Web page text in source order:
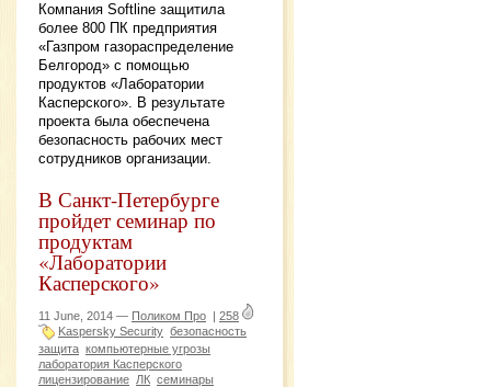
Компания Softline защитила
более 800 ПК предприятия
«Газпром газораспределение
Белгород» с помощью
продуктов «Лаборатории
Касперского». В результате
проекта была обеспечена
безопасность рабочих мест
сотрудников организации.
В Санкт-Петербурге
пройдет семинар по
продуктам
«Лаборатории
Касперского»
11 June, 2014 — Поликом Про | 258
Kaspersky Security безопасность
защита компьютерные угрозы
лаборатория Касперского
лицензирование ЛК семинары